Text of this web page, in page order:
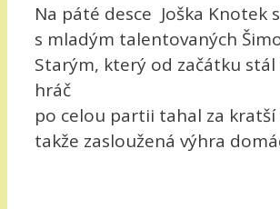
Na páté desce Joška Knotek
s mladým talentovaných
Starým, který od začátku stál
hráč
po celou partii tahal za kratší
takže zasloužená výhra